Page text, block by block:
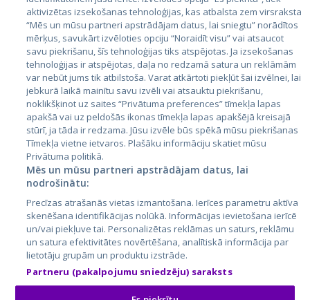
Эстония
Латвия
Литва
City24.lv
City24.ee
GetaPro.lv
GetaPro.ee
Skelbiu.lt
Autoplius.lt
Aruodas.lt
Kainos.lt
Paslaugos.lt
auto24.ee
KV.ee
Osta.ee
KuldneBörs.ee
aktivizētas izsekošanas tehnoloģijas, kas atbalsta zem virsraksta
“Mēs un mūsu partneri apstrādājam datus, lai sniegtu” norādītos
mērķus, savukārt izvēloties opciju “Noraidīt visu” vai atsaucot
savu piekrišanu, šīs tehnoloģijas tiks atspējotas. Ja izsekošanas
tehnoloģijas ir atspējotas, daļa no redzamā satura un reklāmām
var nebūt jums tik atbilstoša. Varat atkārtoti piekļūt šai izvēlnei, lai
jebkurā laikā mainītu savu izvēli vai atsauktu piekrišanu,
noklikšķinot uz saites “Privātuma preferences” tīmekļa lapas
apakšā vai uz peldošās ikonas tīmekļa lapas apakšējā kreisajā
stūrī, ja tāda ir redzama. Jūsu izvēle būs spēkā mūsu piekrišanas
Tīmekļa vietne ietvaros. Plašāku informāciju skatiet mūsu
Privātuma politikā.
Mēs un mūsu partneri apstrādājam datus, lai
nodrošinātu:
Precīzas atrašanās vietas izmantošana. Ierīces parametru aktīva
skenēšana identifikācijas nolūkā. Informācijas ievietošana ierīcē
un/vai piekļuve tai. Personalizētas reklāmas un saturs, reklāmu
un satura efektivitātes novērtēšana, analītiskā informācija par
lietotāju grupām un produktu izstrāde.
Partneru (pakalpojumu sniedzēju) saraksts